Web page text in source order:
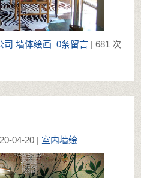
司 墙体绘画 0条留言 | 681 次
04-20 | 室内墙绘